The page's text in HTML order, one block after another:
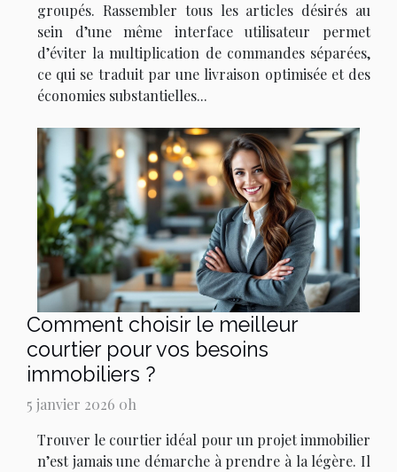
groupés. Rassembler tous les articles désirés au
sein d’une même interface utilisateur permet
d’éviter la multiplication de commandes séparées,
ce qui se traduit par une livraison optimisée et des
économies substantielles...
Comment choisir le meilleur
courtier pour vos besoins
immobiliers ?
5 janvier 2026 0h
Trouver le courtier idéal pour un projet immobilier
n’est jamais une démarche à prendre à la légère. Il